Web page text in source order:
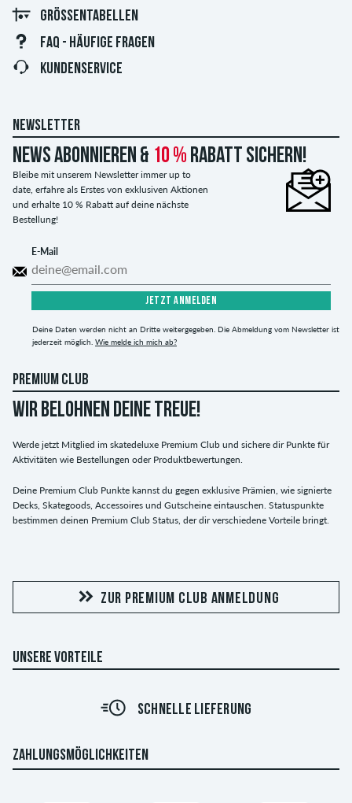
GRÖSSENTABELLEN
FAQ - HÄUFIGE FRAGEN
KUNDENSERVICE
NEWSLETTER
News abonnieren & 10 % Rabatt sichern!
Bleibe mit unserem Newsletter immer up to
date, erfahre als Erstes von exklusiven Aktionen
und erhalte 10 % Rabatt auf deine nächste
Bestellung!
E-Mail
JETZT ANMELDEN
Deine Daten werden nicht an Dritte weitergegeben. Die Abmeldung vom Newsletter ist
jederzeit möglich. Wie melde ich mich ab?
PREMIUM CLUB
WIR BELOHNEN DEINE TREUE!
Werde jetzt Mitglied im skatedeluxe Premium Club und sichere dir Punkte für
Aktivitäten wie Bestellungen oder Produktbewertungen.
Deine Premium Club Punkte kannst du gegen exklusive Prämien, wie signierte
Decks, Skategoods, Accessoires und Gutscheine eintauschen. Statuspunkte
bestimmen deinen Premium Club Status, der dir verschiedene Vorteile bringt.
ZUR PREMIUM CLUB ANMELDUNG
UNSERE VORTEILE
SCHNELLE LIEFERUNG
ZAHLUNGSMÖGLICHKEITEN